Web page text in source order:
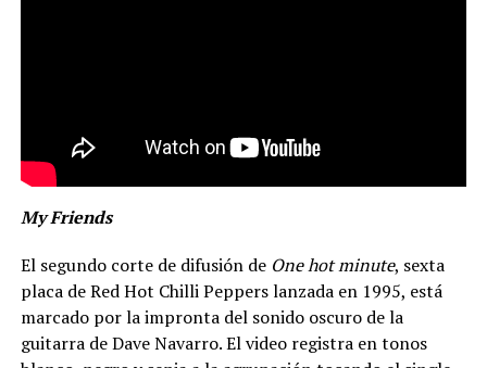
My Friends
El segundo corte de difusión de One hot minute, sexta
placa de Red Hot Chilli Peppers lanzada en 1995, está
marcado por la impronta del sonido oscuro de la
guitarra de Dave Navarro. El video registra en tonos